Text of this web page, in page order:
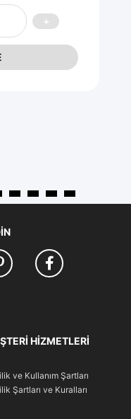
HIZMETLERI
ve Kullanım Şartları
Şartları ve Kuralları